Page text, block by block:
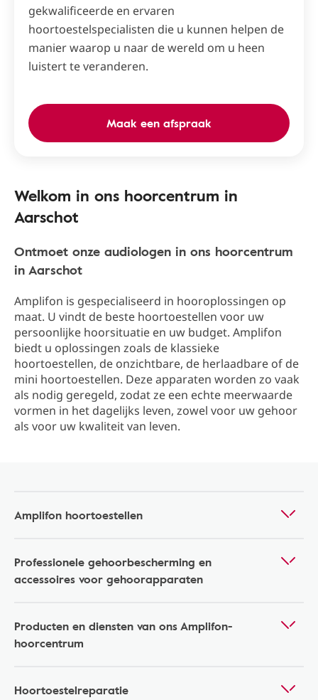
gekwalificeerde en ervaren
hoortoestelspecialisten die u kunnen helpen de
manier waarop u naar de wereld om u heen
luistert te veranderen.
Maak een afspraak
Welkom in ons hoorcentrum in
Aarschot
Ontmoet onze audiologen in ons hoorcentrum
in Aarschot
Amplifon is gespecialiseerd in hooroplossingen op
maat. U vindt de beste hoortoestellen voor uw
persoonlijke hoorsituatie en uw budget. Amplifon
biedt u oplossingen zoals de klassieke
hoortoestellen, de onzichtbare, de herlaadbare of de
mini hoortoestellen. Deze apparaten worden zo vaak
als nodig geregeld, zodat ze een echte meerwaarde
vormen in het dagelijks leven, zowel voor uw gehoor
als voor uw kwaliteit van leven.
Amplifon hoortoestellen
Professionele gehoorbescherming en
accessoires voor gehoorapparaten
Producten en diensten van ons Amplifon-
hoorcentrum
Hoortoestelreparatie